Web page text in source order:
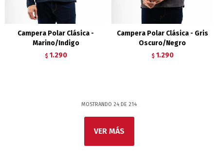
Campera Polar Clásica -
Marino/Indigo
$ 1.290
Campera Polar Clásica - Gris
Oscuro/Negro
$ 1.290
MOSTRANDO 24 DE 214
VER MÁS